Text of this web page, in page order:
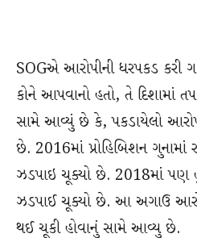
SOGએ આરોપીની ધરપકડ કરી
કોને આપવાનો હતો, તે દિશામાં
સામે આવ્યું છે કે, પકડાયેલો
છે. 2016માં પ્રોહિબિશન ગુનામાં
ઝડપાઇ ચૂક્યો છે. 2018માં પણ
ઝડપાઈ ચૂક્યો છે. આ અગાઉ
થઈ ચૂકી હોવાનું સામે આવ્યુ છે.